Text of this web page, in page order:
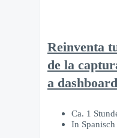
Reinventa
de la
a
Ca. 1
In Spanisch